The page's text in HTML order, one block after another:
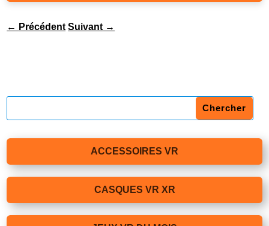
← Précédent Suivant →
ACCESSOIRES VR
CASQUES VR XR